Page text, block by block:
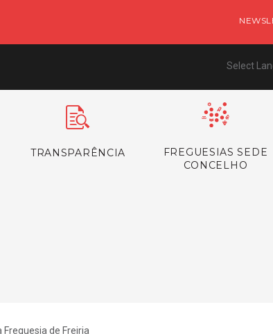
Select
TRANSPARÊNCIA
FREGUESIAS SEDE
CONCELHO